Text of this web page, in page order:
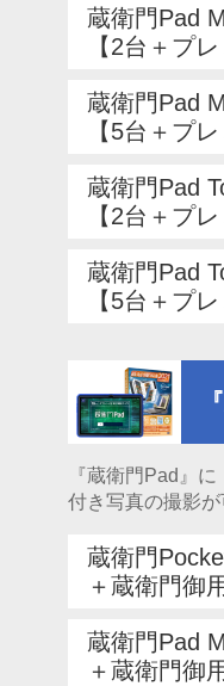
蔵衛門Pad
【2台＋プ
蔵衛門Pad
【5台＋プ
蔵衛門Pad
【2台＋プ
蔵衛門Pad
【5台＋プ
『蔵衛門Pad』
付き写真の撮影
蔵衛門
＋蔵衛門御
蔵衛門Pad
＋蔵衛門御